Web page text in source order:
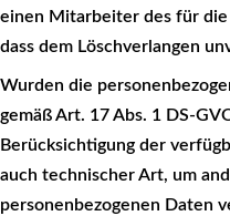
einen Mitarbeiter des für
dass dem Löschverlangen
Wurden die
gemäß Art. 17 Abs. 1 DS-
Berücksichtigung der
auch technischer Art, um
personenbezogenen Daten